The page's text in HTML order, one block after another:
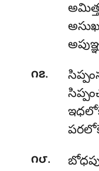
౧౭.
౧౮.